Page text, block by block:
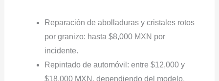
Reparación de abolladuras y cristales rotos
por granizo: hasta $8,000 MXN por
incidente.
Repintado de automóvil: entre $12,000 y
$18,000 MXN, dependiendo del modelo.